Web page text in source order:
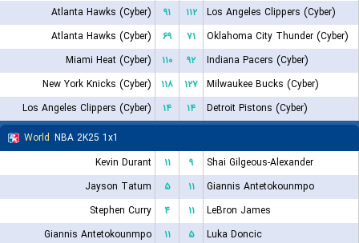
Atlanta Hawks (Cyber)
۹۱ ۱۱۲
Los Angeles Clippers (Cyber)
Atlanta Hawks (Cyber)
۶۹ ۷۱
Oklahoma City Thunder (Cyber)
Miami Heat (Cyber)
۱۱۰ ۹۲
Indiana Pacers (Cyber)
New York Knicks (Cyber)
۱۱۸ ۱۲۷ Milwaukee Bucks (Cyber)
Los Angeles Clippers (Cyber)
۱۴ ۱۴
Detroit Pistons (Cyber)
World NBA 2K25 1x1
Kevin Durant
۱۱ ۹
Shai Gilgeous-Alexander
Jayson Tatum
۵ ۱۱
Giannis Antetokounmpo
Stephen Curry
۴ ۱۱
LeBron James
Giannis Antetokounmpo
۱۱ ۵
Luka Doncic